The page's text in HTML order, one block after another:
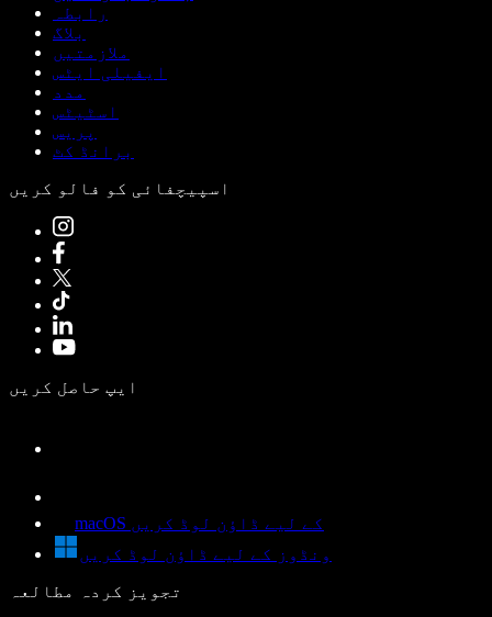
رابطہ
بلاگ
ملازمتیں
ایفیلی ایٹس
مدد
اسٹیٹس
پریس
برانڈ کٹ
اسپیچفائی کو فالو کریں
ایپ حاصل کریں
macOS کے لیے ڈاؤن لوڈ کریں
ونڈوز کے لیے ڈاؤن لوڈ کریں
تجویز کردہ مطالعہ